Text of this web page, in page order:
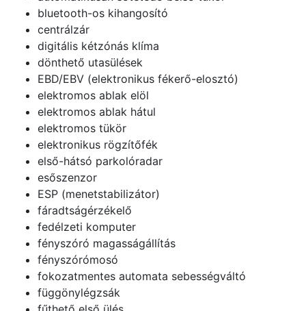
bluetooth-os kihangosító
centrálzár
digitális kétzónás klíma
dönthető utasülések
EBD/EBV (elektronikus fékerő-elosztó)
elektromos ablak elöl
elektromos ablak hátul
elektromos tükör
elektronikus rögzítőfék
első-hátsó parkolóradar
esőszenzor
ESP (menetstabilizátor)
fáradtságérzékelő
fedélzeti komputer
fényszóró magasságállítás
fényszórómosó
fokozatmentes automata sebességváltó
függönylégzsák